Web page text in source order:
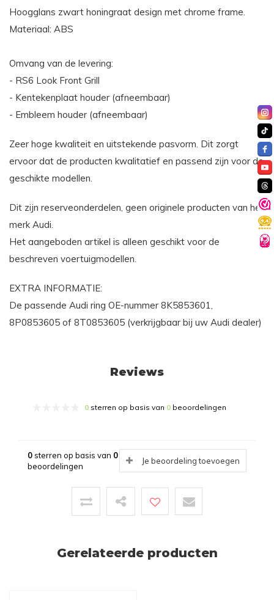
Hoogglans zwart honingraat design met chrome frame.
Materiaal: ABS
Omvang van de levering:
- RS6 Look Front Grill
- Kentekenplaat houder (afneembaar)
- Embleem houder (afneembaar)
Zeer hoge kwaliteit en uitstekende pasvorm. Dit zorgt
ervoor dat de producten kwalitatief en passend zijn voor de
geschikte modellen.
Dit zijn reserveonderdelen, geen originele producten van het
merk Audi.
Het aangeboden artikel is alleen geschikt voor de
beschreven voertuigmodellen.
EXTRA INFORMATIE:
De passende Audi ring OE-nummer 8K5853601,
8P0853605 of 8T0853605 (verkrijgbaar bij uw Audi dealer)
Reviews
0 sterren op basis van 0 beoordelingen
0sterren op basis van 0
beoordelingen
Je beoordeling toevoegen
Gerelateerde producten